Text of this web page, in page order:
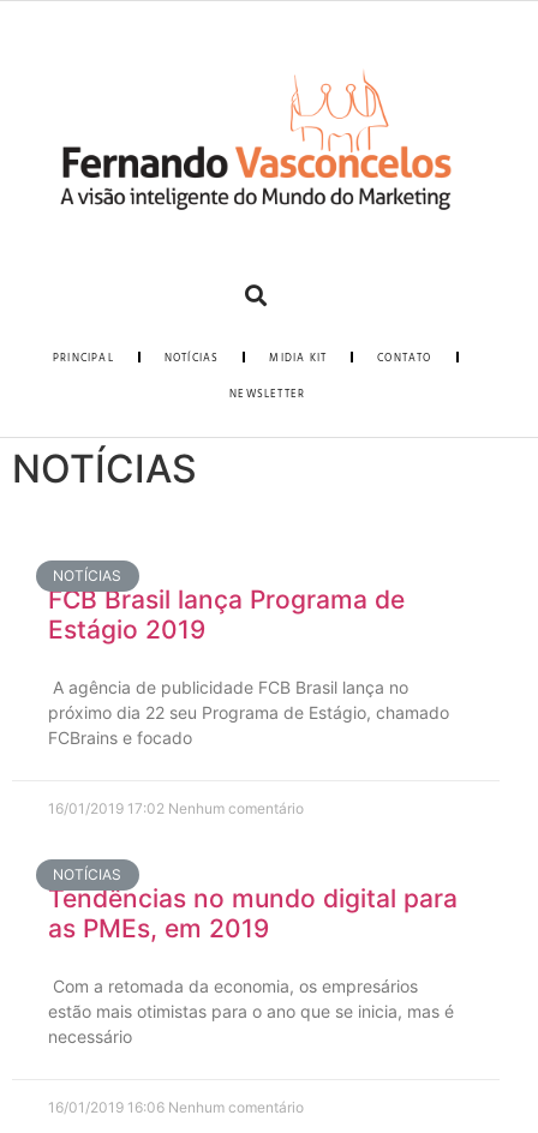
PRINCIPAL NOTÍCIAS MIDIA KIT CONTATO
NEWSLETTER
NOTÍCIAS
NOTÍCIAS
FCB Brasil lança Programa de
Estágio 2019
A agência de publicidade FCB Brasil lança no
próximo dia 22 seu Programa de Estágio, chamado
FCBrains e focado
16/01/2019 17:02 Nenhum comentário
NOTÍCIAS
Tendências no mundo digital para
as PMEs, em 2019
Com a retomada da economia, os empresários
estão mais otimistas para o ano que se inicia, mas é
necessário
16/01/2019 16:06 Nenhum comentário